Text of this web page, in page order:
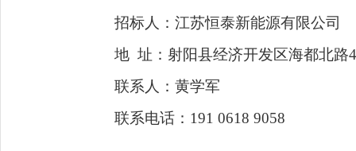
招标人：江苏恒泰新能源有限公司
地 址： 射阳县经济开发区海都北路
联系人：黄学军
联系电话： 191 0618 9058